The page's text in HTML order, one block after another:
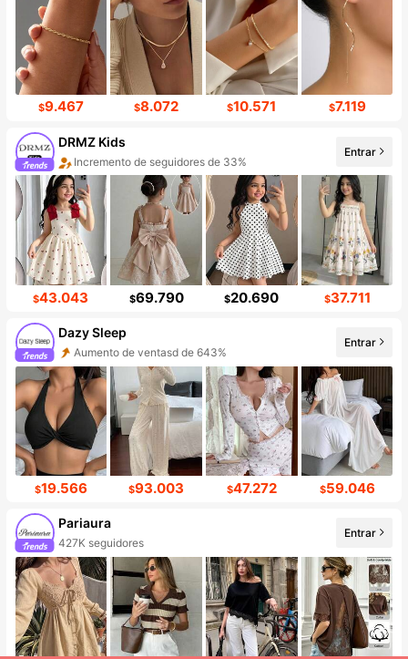
$9.467 $8.072 $10.571 $7.119
DRMZ Kids
Incremento de seguidores de 33%
Entrar
$43.043 $69.790 $20.690 $37.711
Dazy Sleep
Aumento de ventasd de 643%
Entrar
$19.566 $93.003 $47.272 $59.046
Pariaura
427K seguidores
Entrar